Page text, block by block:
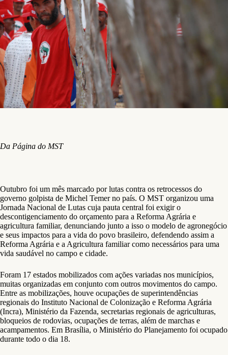
Da Página do MST
Outubro foi um mês marcado por lutas contra os retrocessos do
governo golpista de Michel Temer no país. O MST organizou uma
Jornada Nacional de Lutas cuja pauta central foi exigir o
descontigenciamento do orçamento para a Reforma Agrária e
agricultura familiar, denunciando junto a isso o modelo de agronegócio
e seus impactos para a vida do povo brasileiro, defendendo assim a
Reforma Agrária e a Agricultura familiar como necessários para uma
vida saudável no campo e cidade.
Foram 17 estados mobilizados com ações variadas nos municípios,
muitas organizadas em conjunto com outros movimentos do campo.
Entre as mobilizações, houve ocupações de superintendências
regionais do Instituto Nacional de Colonização e Reforma Agrária
(Incra), Ministério da Fazenda, secretarias regionais de agriculturas,
bloqueios de rodovias, ocupações de terras, além de marchas e
acampamentos. Em Brasília, o Ministério do Planejamento foi ocupado
durante todo o dia 18.